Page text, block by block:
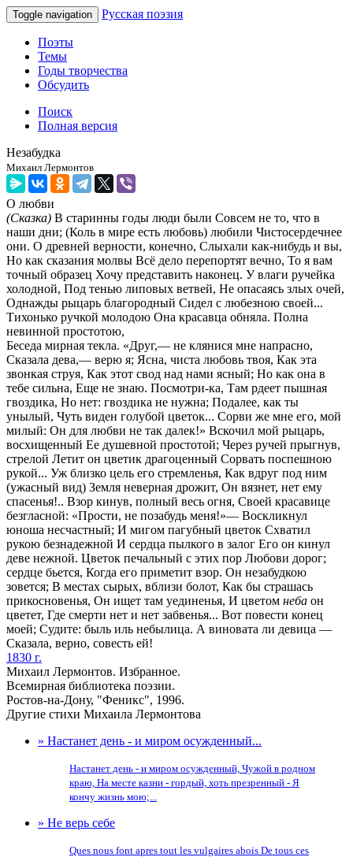
Toggle navigation Русская поэзия
Поэты
Темы
Годы творчества
Обсудить
Поиск
Полная версия
Незабудка
Михаил Лермонтов
О любви
(Сказка) В старинны годы люди были Совсем не то, что в
наши дни; (Коль в мире есть любовь) любили Чистосердечнее
они. О древней верности, конечно, Слыхали как-нибудь и вы,
Но как сказания молвы Всё дело перепортят вечно, То я вам
точный образец Хочу представить наконец. У влаги ручейка
холодной, Под тенью липовых ветвей, Не опасаясь злых очей,
Однажды рыцарь благородный Сидел с любезною своей...
Тихонько ручкой молодою Она красавца обняла. Полна
невинной простотою,
Беседа мирная текла. «Друг,— не клянися мне напрасно,
Сказала дева,— верю я; Ясна, чиста любовь твоя, Как эта
звонкая струя, Как этот свод над нами ясный; Но как она в
тебе сильна, Еще не знаю. Посмотри-ка, Там рдеет пышная
гвоздика, Но нет: гвоздика не нужна; Подалее, как ты
унылый, Чуть виден голубой цветок... Сорви же мне его, мой
милый: Он для любви не так далек!» Вскочил мой рыцарь,
восхищенный Ее душевной простотой; Через ручей прыгнув,
стрелой Летит он цветик драгоценный Сорвать поспешною
рукой... Уж близко цель его стремленья, Как вдруг под ним
(ужасный вид) Земля неверная дрожит, Он вязнет, нет ему
спасенья!.. Взор кинув, полный весь огня, Своей красавице
безгласной: «Прости, не позабудь меня!»— Воскликнул
юноша несчастный; И мигом пагубный цветок Схватил
рукою безнадежной И сердца пылкого в залог Его он кинул
деве нежной. Цветок печальный с этих пор Любови дорог;
сердце бьется, Когда его приметит взор. Он незабудкою
зовется; В местах сырых, вблизи болот, Как бы страшась
прикосновенья, Он ищет там уединенья, И цветом неба он
цветет, Где смерти нет и нет забвенья... Вот повести конец
моей; Судите: быль иль небылица. А виновата ли девица —
Сказала, верно, совесть ей!
1830 г.
Михаил Лермонтов. Избранное.
Всемирная библиотека поэзии.
Ростов-на-Дону, "Феникс", 1996.
Другие стихи Михаила Лермонтова
» Настанет день - и миром осужденный...
Настанет день - и миром осужденный, Чужой в родном
краю, На месте казни - гордый, хоть презренный - Я
кончу жизнь мою;...
» Не верь себе
Ques nous font apres tout les vulgaires abois De tous ces